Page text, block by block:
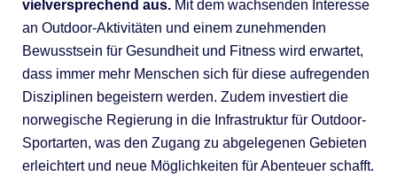
vielversprechend aus.Mit dem wachsenden Interesse
an Outdoor-Aktivitäten und einem zunehmenden
Bewusstsein für Gesundheit und Fitness wird erwartet,
dass immer mehr Menschen sich für diese aufregenden
Disziplinen begeistern werden. Zudem investiert die
norwegische Regierung in die Infrastruktur für Outdoor-
Sportarten, was den Zugang zu abgelegenen Gebieten
erleichtert und neue Möglichkeiten für Abenteuer schafft.